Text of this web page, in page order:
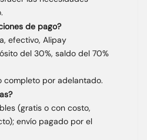
de pago?
efectivo, Alipay
del 30%, saldo del 70%
completo por adelantado.
(gratis o con costo,
envío pagado por el